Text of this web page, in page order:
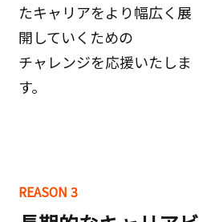
たキャリアをより幅広く展
開していくための
チャレンジを応援いたしま
す。
REASON 3